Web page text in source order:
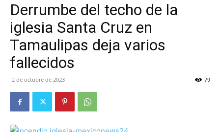
Derrumbe del techo de la
iglesia Santa Cruz en
Tamaulipas deja varios
fallecidos
2 de octubre de 2023 79